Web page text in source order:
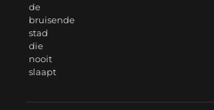
de
bruisende
stad
die
nooit
slaapt